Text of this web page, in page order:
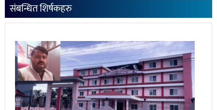
संबन्धित शिर्षकहरु